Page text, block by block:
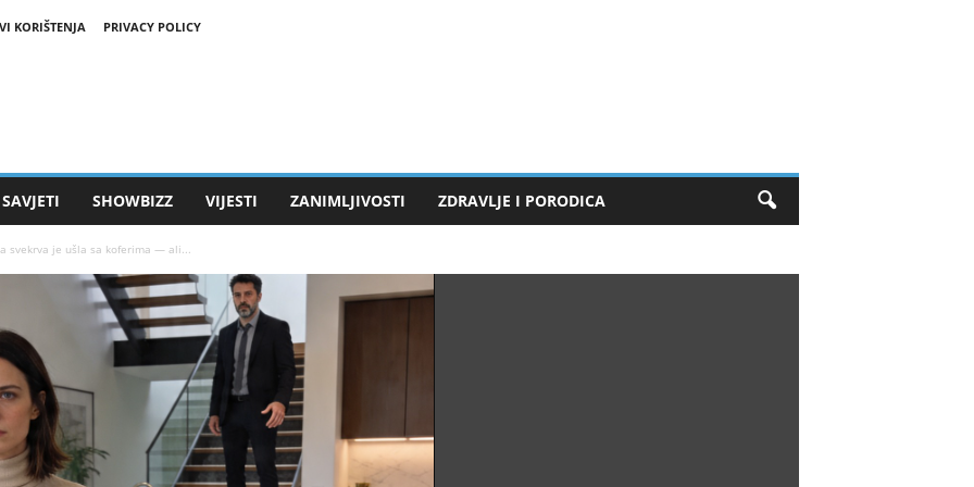
KORIŠTENJA
PRIVACY POLICY
SAVJETI SHOWBIZZ VIJESTI ZANIMLJIVOSTI ZDRAVLJE I PORODICA
svekrva je ušla sa koferima — ali...